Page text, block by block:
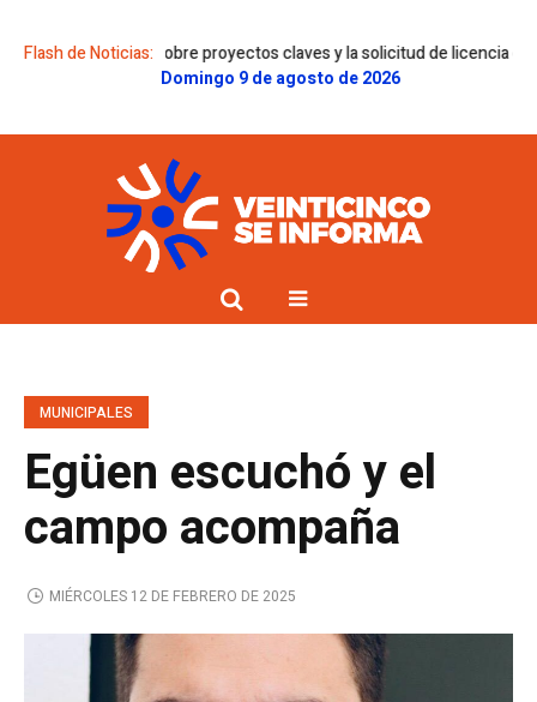
Flash de Noticias:
sobre proyectos claves y la solicitud de licencia de Gregorini
Domingo 9 de agosto de 2026
MUNICIPALES
Egüen escuchó y el
campo acompaña
MIÉRCOLES 12 DE FEBRERO DE 2025